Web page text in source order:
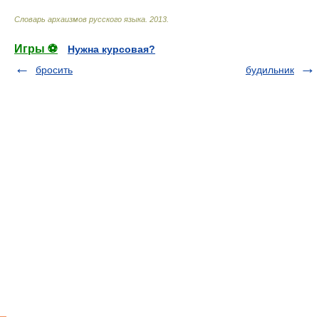
Cловарь архаизмов русского языка 2013
Игры ⚽
Нужна курсовая?
бросить
будильник